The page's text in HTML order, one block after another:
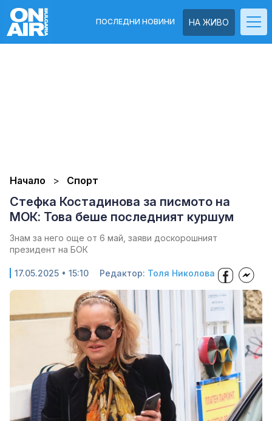
НА ЖИВО
ПОСЛЕДНИ НОВИНИ
Начало Спорт
Стефка Костадинова за писмото на
МОК: Това беше последният куршум
Знам за него още от 6 май, заяви доскорошният
президент на БОК
17.05.2025 • 15:10 Редактор: Толя Николова